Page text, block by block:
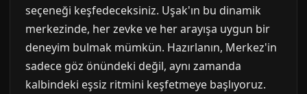
seçeneği keşfedeceksiniz. Uşak'ın bu dinamik
merkezinde, her zevke ve her arayışa uygun bir
deneyim bulmak mümkün. Hazırlanın, Merkez'in
sadece göz önündeki değil, aynı zamanda
kalbindeki eşsiz ritmini keşfetmeye başlıyoruz.